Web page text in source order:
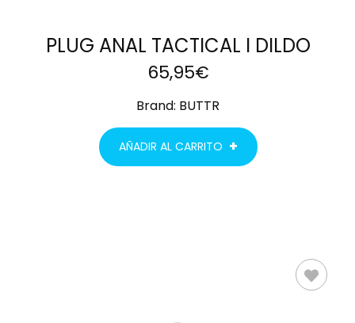
PLUG ANAL TACTICAL I DILDO
65,95€
Brand: BUTTR
AÑADIR AL CARRITO